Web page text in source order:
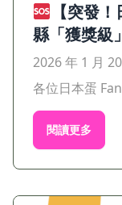
【突發
縣「獲獎級
2026 年 1 月
各位日本蛋
閱讀更多